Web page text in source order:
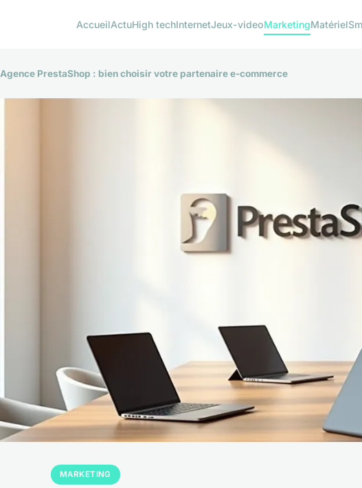
AccueilActuHigh techInternetJeux-videoMarketingMatériel
Agence PrestaShop : bien choisir votre partenaire e-commerce
MARKETING